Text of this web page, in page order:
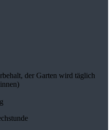
der Garten wird täglich